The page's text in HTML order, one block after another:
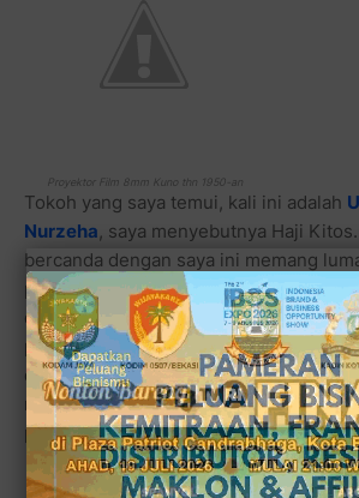
Proyektor Film 8mm Kuno thn 1950-an
Tokoh yang saya temui, kali ini adalah
Nurzeha, saya menyebutnya Haji
bercanda dengan saya ini memang
pergaulannya. Mulai dari orang biasa
disebut rakyat jelata) hingga pejabat
pasti gak mau disebut rakyat biasa,
dengan paranormal, hehehehe....),
rumahnya apabila dirinya tak
pengobatan ke daerah-daerah.